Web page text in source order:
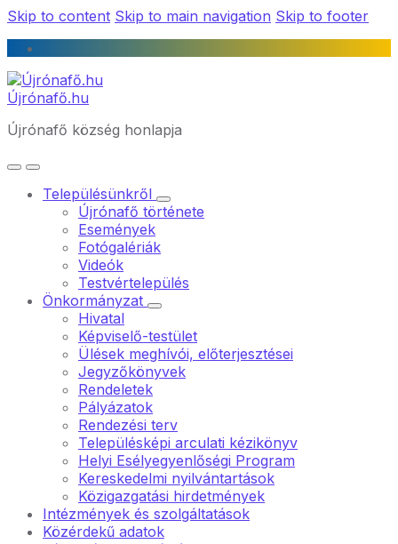
Skip to content Skip to main navigation Skip to footer
Újrónafő.hu
Újrónafő község honlapja
Településünkről
Újrónafő története
Események
Fotógalériák
Videók
Testvértelepülés
Önkormányzat
Hivatal
Képviselő-testület
Ülések meghívói, előterjesztései
Jegyzőkönyvek
Rendeletek
Pályázatok
Rendezési terv
Településképi arculati kézikönyv
Helyi Esélyegyenlőségi Program
Kereskedelmi nyilvántartások
Közigazgatási hirdetmények
Intézmények és szolgáltatások
Közérdekű adatok